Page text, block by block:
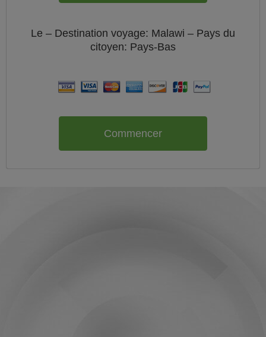
Le – Destination voyage: Malawi – Pays du
citoyen: Pays-Bas
Commencer